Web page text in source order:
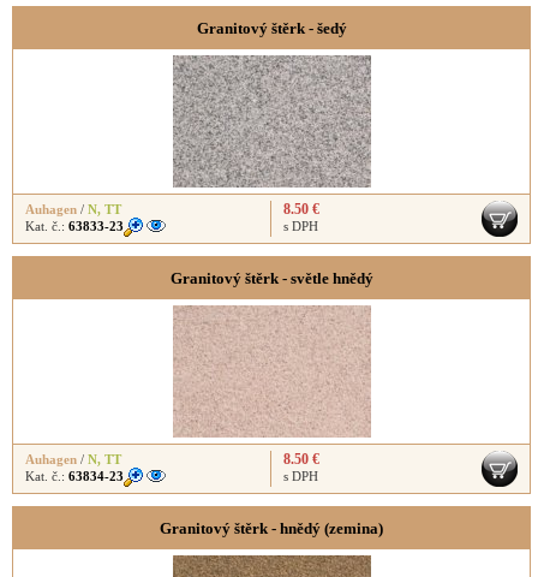
Granitový štěrk - šedý
Auhagen / N, TT
Kat. č.: 63833-23
8.50 €
s DPH
Granitový štěrk - světle hnědý
Auhagen / N, TT
Kat. č.: 63834-23
8.50 €
s DPH
Granitový štěrk - hnědý (zemina)